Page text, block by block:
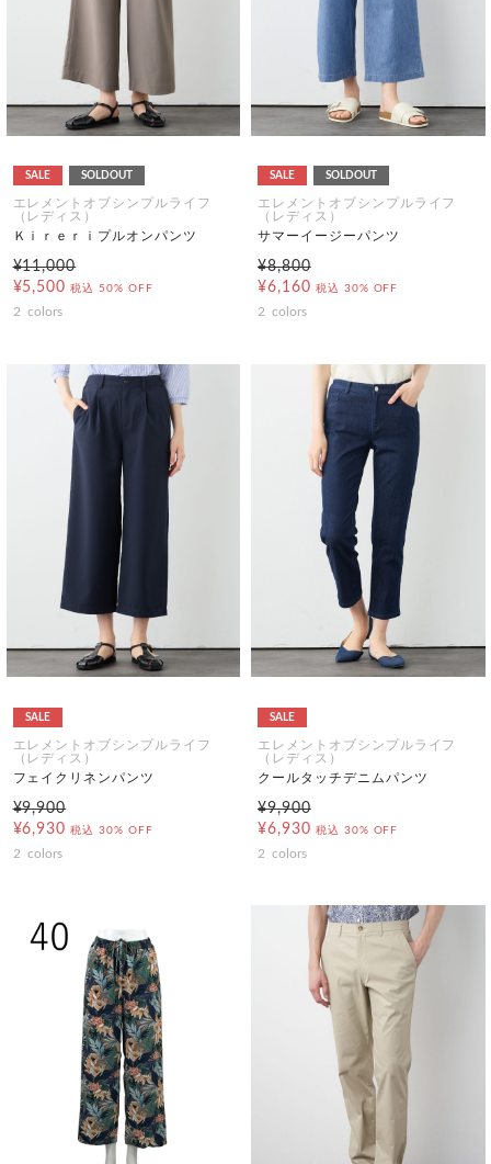
SALE SOLDOUT
エレメントオブシンプルライフ
（レディス）
Ｋｉｒｅｒｉプルオンパンツ
¥11,000
¥5,500 税込 50% OFF
2 colors
SALE SOLDOUT
エレメントオブシンプルライフ
（レディス）
サマーイージーパンツ
¥8,800
¥6,160 税込 30% OFF
2 colors
SALE
エレメントオブシンプルライフ
（レディス）
フェイクリネンパンツ
¥9,900
¥6,930 税込 30% OFF
2 colors
SALE
エレメントオブシンプルライフ
（レディス）
クールタッチデニムパンツ
¥9,900
¥6,930 税込 30% OFF
2 colors